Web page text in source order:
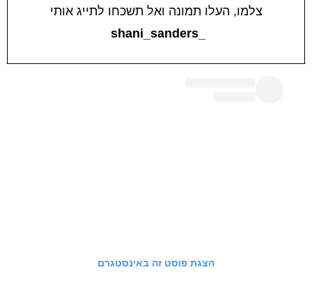
צלמו, העלו תמונה ואל תשכחו לתייג אותי
_shani_sanders
הצגת פוסט זה באינסטגרם